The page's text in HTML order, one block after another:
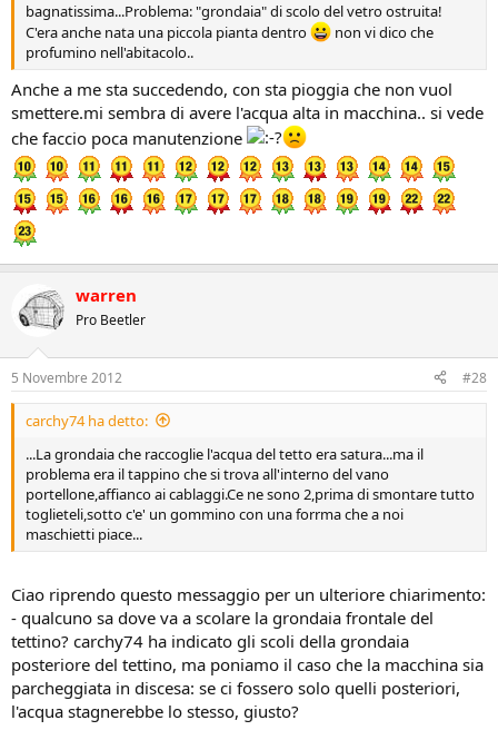
bagnatissima...Problema: "grondaia" di scolo del vetro ostruita!
C'era anche nata una piccola pianta dentro
non vi dico che
profumino nell'abitacolo..
Anche a me sta succedendo, con sta pioggia che non vuol
smettere.mi sembra di avere l'acqua alta in macchina.. si vede
che faccio poca manutenzione
warren
Pro Beetler
5 Novembre 2012 #28
carchy74 ha detto:
...La grondaia che raccoglie l'acqua del tetto era satura...ma il
problema era il tappino che si trova all'interno del vano
portellone,affianco ai cablaggi.Ce ne sono 2,prima di smontare tutto
toglieteli,sotto c'e' un gommino con una forrma che a noi
maschietti piace...
Ciao riprendo questo messaggio per un ulteriore chiarimento:
- qualcuno sa dove va a scolare la grondaia frontale del
tettino? carchy74 ha indicato gli scoli della grondaia
posteriore del tettino, ma poniamo il caso che la macchina sia
parcheggiata in discesa: se ci fossero solo quelli posteriori,
l'acqua stagnerebbe lo stesso, giusto?